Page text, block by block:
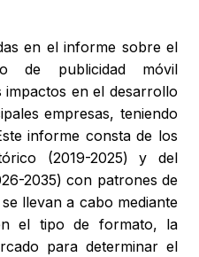
en el informe sobre el
de publicidad móvil
en el desarrollo
empresas, teniendo
informe consta de los
(2019-2025) y del
2035) con patrones de
llevan a cabo mediante
el tipo de formato, la
para determinar el